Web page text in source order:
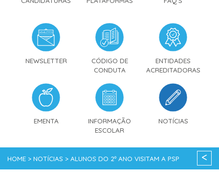
NEWSLETTER
CÓDIGO DE
CONDUTA
ENTIDADES
ACREDITADORAS
EMENTA
INFORMAÇÃO
ESCOLAR
NOTÍCIAS
HOME > NOTÍCIAS > ALUNOS DO 2º ANO VISITAM A PSP <